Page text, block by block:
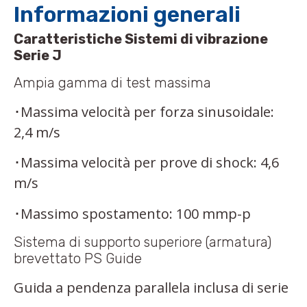
Informazioni generali
Caratteristiche Sistemi di vibrazione
Serie J
Ampia gamma di test massima
･Massima velocità per forza sinusoidale:
2,4 m/s
･Massima velocità per prove di shock: 4,6
m/s
･Massimo spostamento: 100 mmp-p
Sistema di supporto superiore (armatura)
brevettato PS Guide
Guida a pendenza parallela inclusa di serie